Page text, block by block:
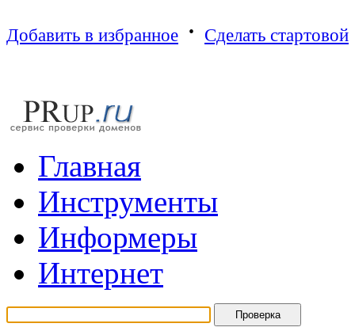
Добавить в избранное · Сделать стартовой
Главная
Инструменты
Информеры
Интернет